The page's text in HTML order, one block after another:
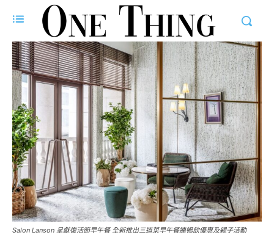
Salon Lanson 呈獻復活節早午餐 全新推出三道菜早午餐連暢飲優惠及親子活動